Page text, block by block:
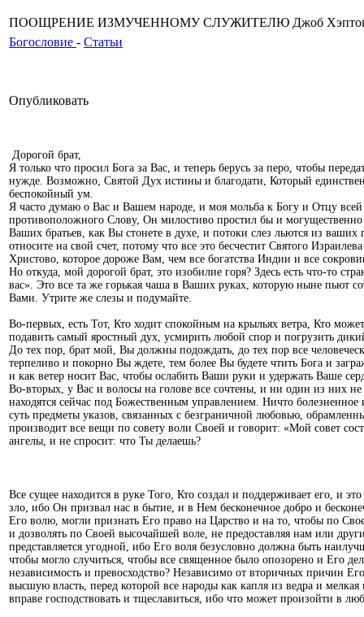
ПООЩРЕНИЕ ИЗМУЧЕННОМУ СЛУЖИТЕЛЮ Джоб
Богословие - Статьи
Опубликовать
Дорогой брат,
Я только что просил Бога за Вас, и теперь берусь за перо, чтобы
нужде. Возможно, Святой Дух истины и благодати, Который
беспокойный ум.
Я часто думаю о Вас и Вашем народе, и моя мольба к Богу и Отцу
противоположного Слову, Он милостиво простил бы и
Ваших братьев, как Вы стонете в духе, и потоки слез льются из
относите на свой счет, потому что все это бесчестит Святого
Христово, которое дороже Вам, чем все богатства Индии и все
Но откуда, мой дорогой брат, это изобилие горя? Здесь есть что-то
вас». Это все та же горькая чаша в Ваших руках, которую ныне пьют
Вами. Утрите же слезы и подумайте.
Во-первых, есть Тот, Кто ходит спокойным на крыльях ветра, Кто
подавить самый яростный дух, усмирить любой спор и погрузить
До тех пор, брат мой, Вы должны подождать, до тех пор все
терпеливо и покорно Вы ждете, тем более Вы будете чтить Бога и
и как ветер носит Вас, чтобы ослабить Ваши руки и удержать Ваше
Во-вторых, у Вас и волосы на голове все сочтены, и ни один из них
находятся сейчас под Божественным управлением. Ничто
суть предметы указов, связанных с безграничной любовью,
производит все вещи по совету воли Своей и говорит: «Мой совет
ангелы, и не спросит: что Ты делаешь?
Все сущее находится в руке Того, Кто создал и поддерживает его, и
зло, ибо Он призвал нас в бытие, и в Нем бесконечное добро и
Его волю, могли признать Его право на Царство и на то, чтобы по
и дозволять по Своей высочайшей воле, не предоставляя нам или
представляется угодной, ибо Его воля безусловно должна быть
чтобы могло случиться, чтобы все священное было опозорено и Его
независимость и превосходство? Независимо от вторичных причин
высшую власть, перед которой все народы как капля из ведра и
вправе господствовать и тщеславиться, ибо что может произойти в